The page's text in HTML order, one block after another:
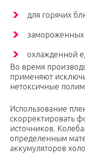
для горячих
замороженных
охлажденной
Во время
применяют
нетоксичные
Использование
скорректировать
источников.
определенным
аккумуляторов